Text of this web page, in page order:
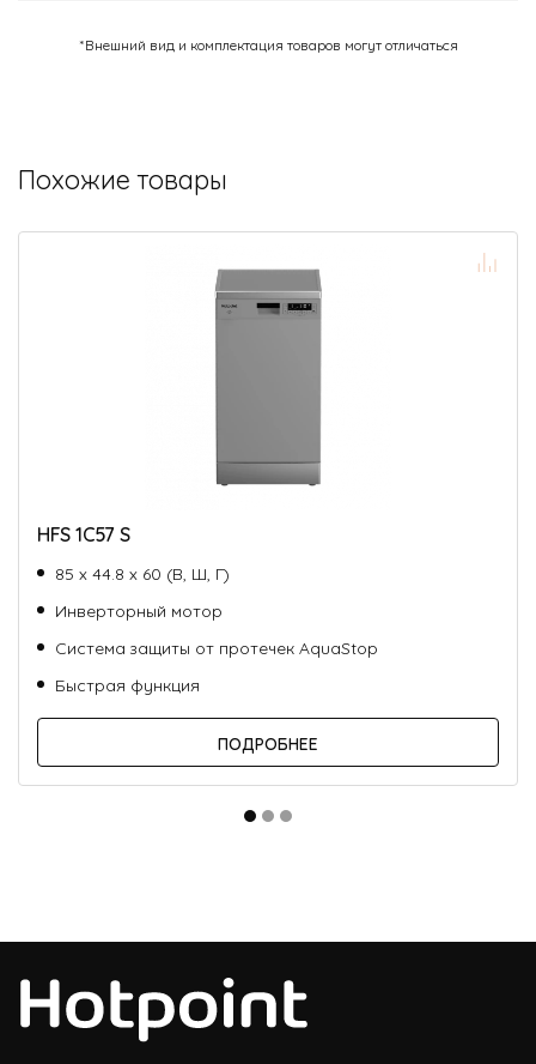
*Внешний вид и комплектация товаров могут отличаться
Похожие товары
HFS 1C57 S
85 х 44.8 х 60 (В, Ш, Г)
Инверторный мотор
Система защиты от протечек AquaStop
Быстрая функция
ПОДРОБНЕЕ